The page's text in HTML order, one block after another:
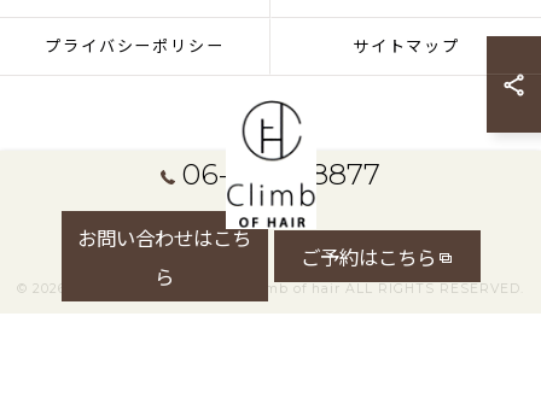
06-7896-8877
お問い合わせはこち
ら
ご予約はこちら
プライバシーポリシー サイトマップ
© 2026 大阪府摂津市の美容室ならClimb of hair ALL RIGHTS RESERVED.